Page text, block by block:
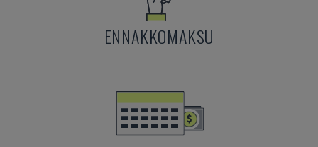
ENNAKKOMAKSU